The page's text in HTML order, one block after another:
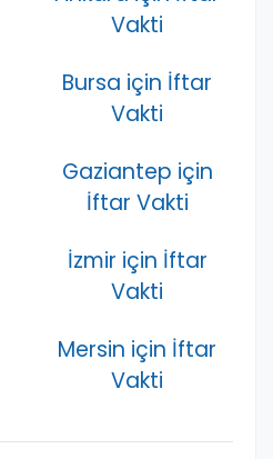
Vakti
Bursa için İftar
Vakti
Gaziantep için
İftar Vakti
İzmir için İftar
Vakti
Mersin için İftar
Vakti